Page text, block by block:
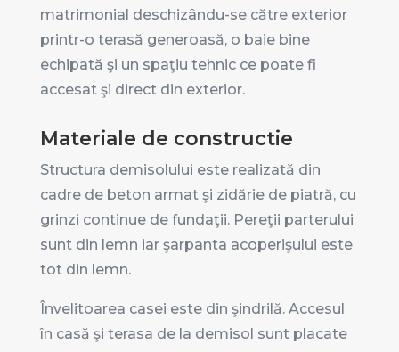
matrimonial deschizându-se către exterior
printr-o terasă generoasă, o baie bine
echipată şi un spaţiu tehnic ce poate fi
accesat şi direct din exterior.
Materiale de constructie
Structura demisolului este realizată din
cadre de beton armat şi zidărie de piatră, cu
grinzi continue de fundaţii. Pereţii parterului
sunt din lemn iar şarpanta acoperişului este
tot din lemn.
Învelitoarea casei este din şindrilă. Accesul
în casă şi terasa de la demisol sunt placate